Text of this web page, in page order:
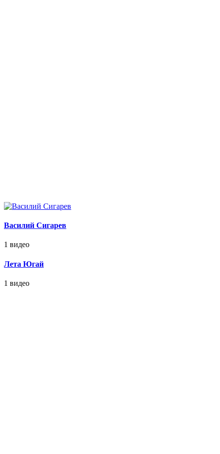
Василий Сигарев
1 видео
Лета Югай
1 видео